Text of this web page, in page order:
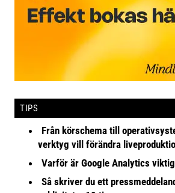
TIPS
Från körschema till
verktyg vill förändra
Varför är Google Analytics
Så skriver du ett